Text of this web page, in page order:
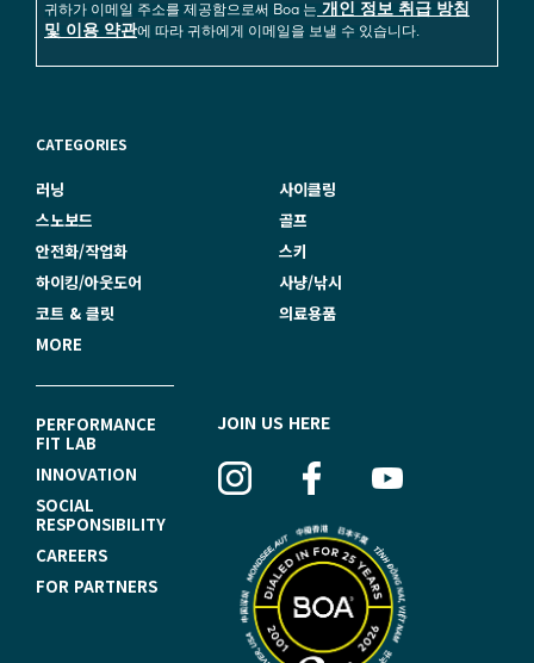
귀하가 이메일 주소를 제공함으로써 Boa 는 개인 정보 취급 방침
및 이용 약관에 따라 귀하에게 이메일을 보낼 수 있습니다.
CATEGORIES
러닝
사이클링
스노보드
골프
안전화/작업화
스키
하이킹/아웃도어
사냥/낚시
코트 & 클릿
의료용품
MORE
F
O
O
T
E
PERFORMANCE
FIT LAB
INNOVATION
SOCIAL
RESPONSIBILITY
CAREERS
FOR PARTNERS
JOIN US HERE